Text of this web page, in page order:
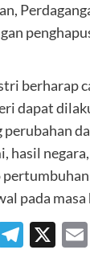
berharap
dapat
hasil
pada masa
X